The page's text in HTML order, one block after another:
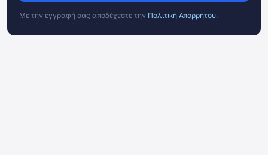
Με την εγγραφή σας αποδέχεστε την Πολιτική Απορρήτου.